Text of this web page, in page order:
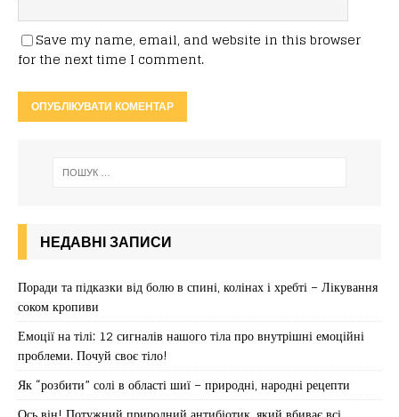
Save my name, email, and website in this browser
for the next time I comment.
НЕДАВНІ ЗАПИСИ
Поради та підказки від болю в спині, колінах і хребті – Лікування
соком кропиви
Емоції на тілі: 12 сигналів нашого тіла про внутрішні емоційні
проблеми. Почуй своє тіло!
Як “розбити” солі в області шиї – природні, народні рецепти